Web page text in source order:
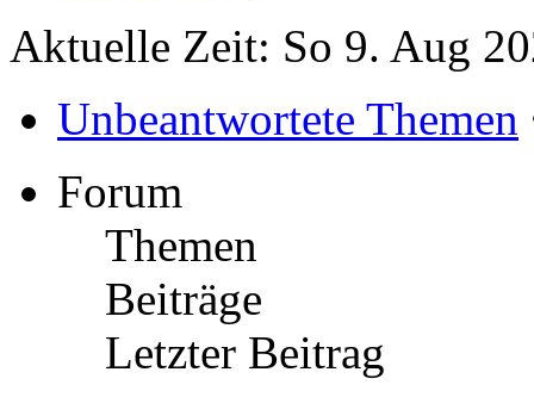
Aktuelle Zeit: So 9. Aug
Unbeantwortete Themen
Forum
Themen
Beiträge
Letzter Beitrag